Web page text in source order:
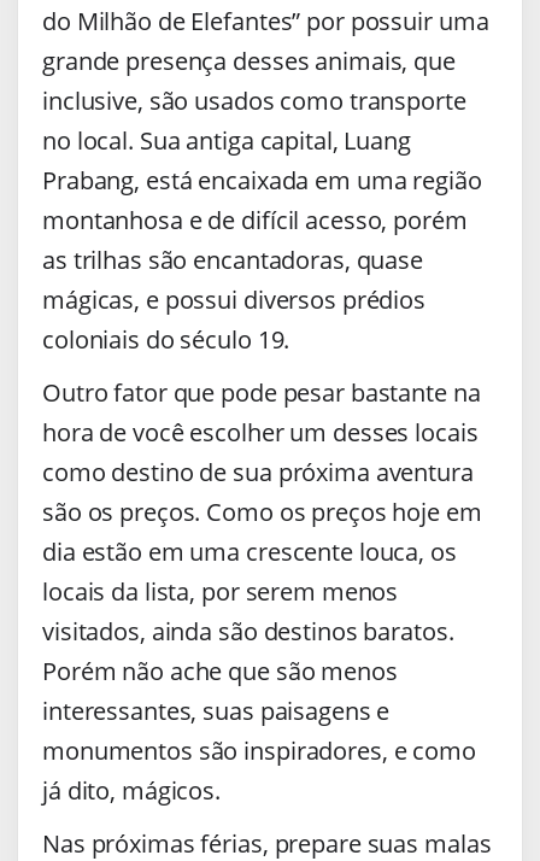
do Milhão de Elefantes” por possuir uma
grande presença desses animais, que
inclusive, são usados como transporte
no local. Sua antiga capital, Luang
Prabang, está encaixada em uma região
montanhosa e de difícil acesso, porém
as trilhas são encantadoras, quase
mágicas, e possui diversos prédios
coloniais do século 19.
Outro fator que pode pesar bastante na
hora de você escolher um desses locais
como destino de sua próxima aventura
são os preços. Como os preços hoje em
dia estão em uma crescente louca, os
locais da lista, por serem menos
visitados, ainda são destinos baratos.
Porém não ache que são menos
interessantes, suas paisagens e
monumentos são inspiradores, e como
já dito, mágicos.
Nas próximas férias, prepare suas malas